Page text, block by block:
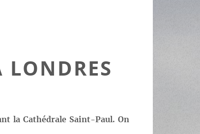
LONDRES
la Cathédrale Saint-Paul. On